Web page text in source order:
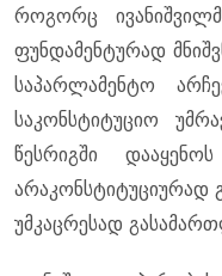
როგორც
ფუნდამენტურად
საპარლამენტო
საკონსტიტუციო
წესრიგში
არაკონსტიტუციურად
უმკაცრესად